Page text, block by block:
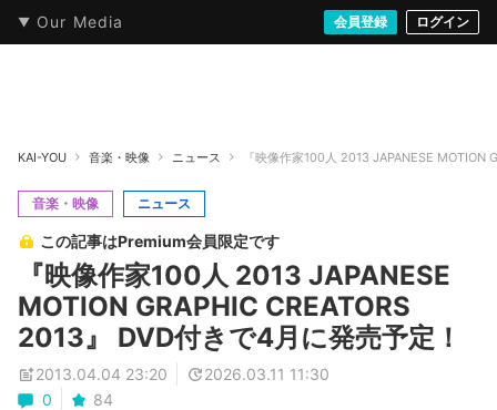
Our Media 会員登録 ログイン
本・文芸 情報化社会 音楽・映像 ゲームストリート
KAI-YOU 音楽・映像 ニュース 『映像作家100人 2013 JAPANESE MOTION
音楽・映像 ニュース
この記事はPremium会員限定です
『映像作家100人 2013 JAPANESE
MOTION GRAPHIC CREATORS
2013』 DVD付きで4月に発売予定！
2013.04.04 23:20
2026.03.11 11:30
0
84